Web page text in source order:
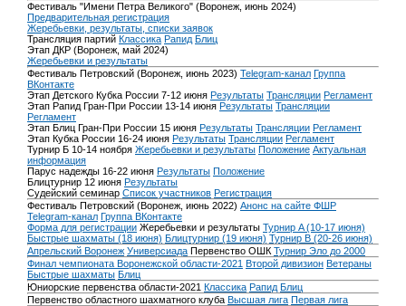
Фестиваль "Имени Петра Великого" (Воронеж, июнь 2024)
Предварительная регистрация
Жеребьевки, результаты, списки заявок
Трансляция партий Классика Рапид Блиц
Этап ДКР (Воронеж, май 2024)
Жеребьевки и результаты
Фестиваль Петровский (Воронеж, июнь 2023) Telegram-канал Группа
ВКонтакте
Этап Детского Кубка России 7-12 июня Результаты Трансляции Регламент
Этап Рапид Гран-При России 13-14 июня Результаты Трансляции
Регламент
Этап Блиц Гран-При России 15 июня Результаты Трансляции Регламент
Этап Кубка России 16-24 июня Результаты Трансляции Регламент
Турнир Б 10-14 ноября Жеребьевки и результаты Положение Актуальная
информация
Парус надежды 16-22 июня Результаты Положение
Блицтурнир 12 июня Результаты
Судейский семинар Список участников Регистрация
Фестиваль Петровский (Воронеж, июнь 2022) Анонс на сайте ФШР
Telegram-канал Группа ВКонтакте
Форма для регистрации Жеребьевки и результаты Турнир A (10-17 июня)
Быстрые шахматы (18 июня) Блицтурнир (19 июня) Турнир B (20-26 июня)
Апрельский Воронеж Универсиада Первенство ОШК Турнир Эло до 2000
Финал чемпионата Воронежской области-2021 Второй дивизион Ветераны
Быстрые шахматы Блиц
Юниорские первенства области-2021 Классика Рапид Блиц
Первенство областного шахматного клуба Высшая лига Первая лига